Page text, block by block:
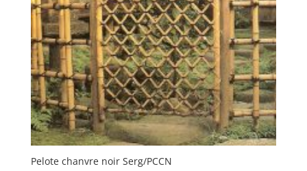
Pelote chanvre noir Serg/PCCN